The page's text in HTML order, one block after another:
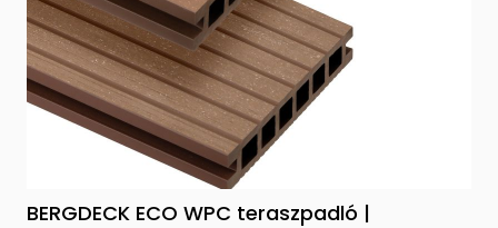
BERGDECK ECO WPC teraszpadló |